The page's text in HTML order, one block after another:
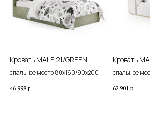
Кровать MALE 21/GREEN
спальное место 80х160/90х200
46 998 р.
Кровать
спальное
62 901 р.